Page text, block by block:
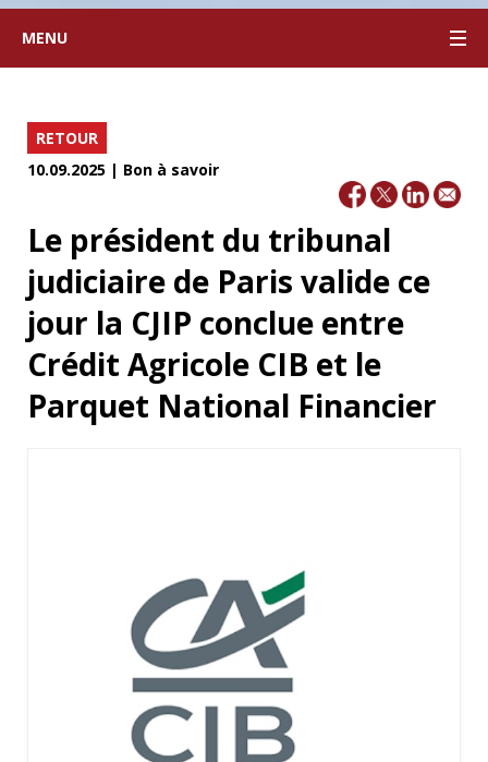
MENU
RETOUR
10.09.2025 | Bon à savoir
Le président du tribunal
judiciaire de Paris valide ce
jour la CJIP conclue entre
Crédit Agricole CIB et le
Parquet National Financier